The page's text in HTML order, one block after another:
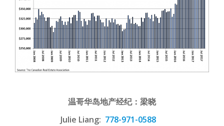
温哥华岛地产经纪：梁晓
Julie Liang: 778-971-0588